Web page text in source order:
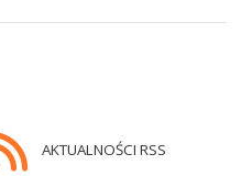
AKTUALNOŚCI RSS